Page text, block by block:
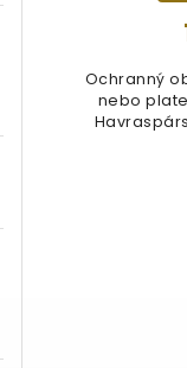
Ochranný
nebo